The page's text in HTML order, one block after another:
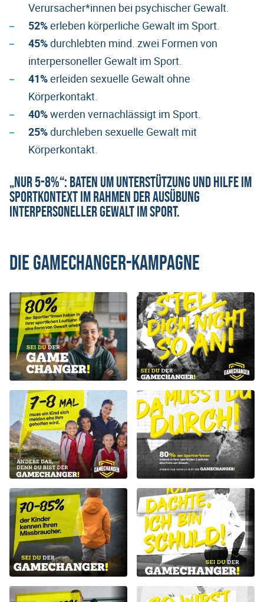
Verursacher*innen bei psychischer Gewalt.
52%erleben körperliche Gewalt im Sport.
45%durchlebten mind. zwei Formen von
interpersoneller Gewalt im Sport.
41%erleiden sexuelle Gewalt ohne
Körperkontakt.
40%werden vernachlässigt im Sport.
25%durchleben sexuelle Gewalt mit
Körperkontakt.
„Nur 5-8%“: baten um Unterstützung und Hilfe im
Sportkontext im Rahmen der Ausübung
interpersoneller Gewalt im Sport.
Die Gamechanger-Kampagne